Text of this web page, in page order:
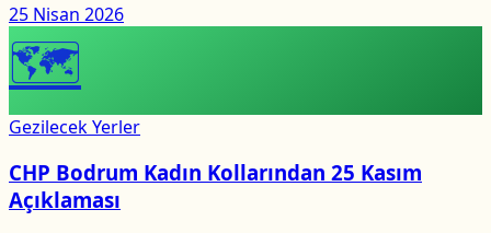
25 Nisan 2026
🗺
Gezilecek Yerler
CHP Bodrum Kadın Kollarından 25 Kasım
Açıklaması